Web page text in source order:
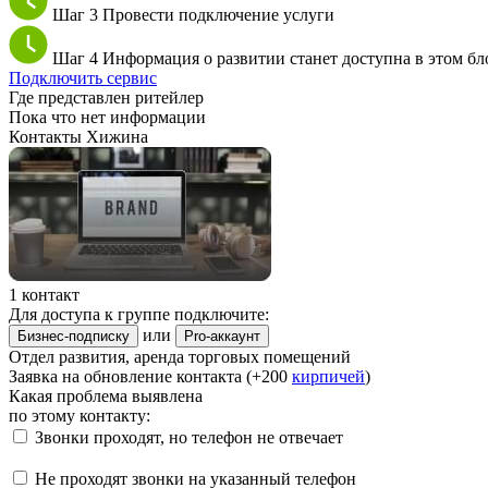
Шаг 3 Провести подключение услуги
Шаг 4 Информация о развитии станет доступна в этом
Подключить сервис
Где представлен ритейлер
Пока что нет информации
Контакты Хижина
1 контакт
Для доступа к группе подключите:
Бизнес-подписку или Pro-аккаунт
Отдел развития, аренда торговых помещений
Заявка на обновление контакта (+200 кирпичей)
Какая проблема выявлена
по этому контакту:
Звонки проходят, но телефон не отвечает
Не проходят звонки на указанный телефон